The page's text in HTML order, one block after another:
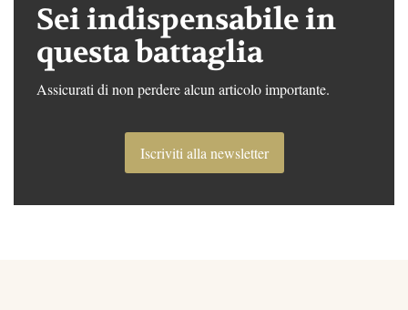
Sei indispensabile in
questa battaglia
Assicurati di non perdere alcun articolo importante.
Iscriviti alla newsletter